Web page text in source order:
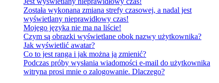
Została wykonana zmiana strefy czasowej, a nadal jest
wyświetlany nieprawidłowy czas!
Mojego języka nie ma na liście!
Czym są obrazki wyświetlane obok nazwy użytkownika?
Jak wyświetlić awatar?
Co to jest ranga i jak można ją zmienić?
Podczas próby wysłania wiadomości e-mail do użytkownika
witryna prosi mnie o zalogowanie. Dlaczego?